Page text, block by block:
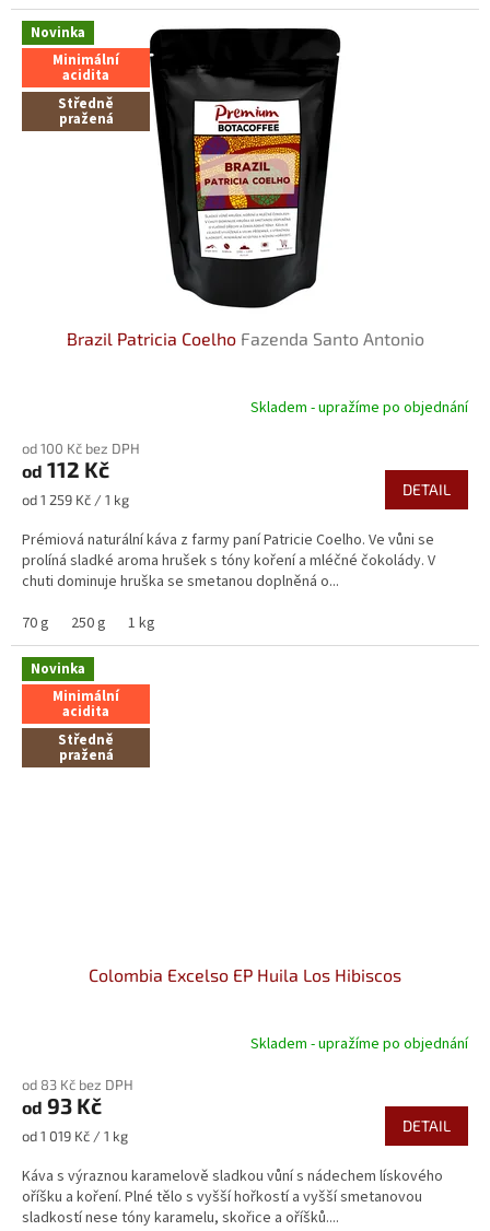
Novinka
Minimální
acidita
Středně
pražená
Brazil Patricia Coelho Fazenda Santo Antonio
produktu
je
5,0
5
hvězdiček.
Skladem - upražíme po objednání
od 100 Kč bez DPH
od 112 Kč
Měrná
od 1 259 Kč / 1 kg
DETAIL
Prémiová naturální káva z farmy paní Patricie Coelho. Ve vůni se
prolíná sladké aroma hrušek s tóny koření a mléčné čokolády. V
chuti dominuje hruška se smetanou doplněná o...
70 g
250 g 1 kg
Novinka
Minimální
acidita
Středně
pražená
Colombia Excelso EP Huila Los Hibiscos
Skladem - upražíme po objednání
od 83 Kč bez DPH
od 93 Kč
Měrná
od 1 019 Kč / 1 kg
DETAIL
Káva s výraznou karamelově sladkou vůní s nádechem lískového
oříšku a koření. Plné tělo s vyšší hořkostí a vyšší smetanovou
sladkostí nese tóny karamelu, skořice a oříšků....